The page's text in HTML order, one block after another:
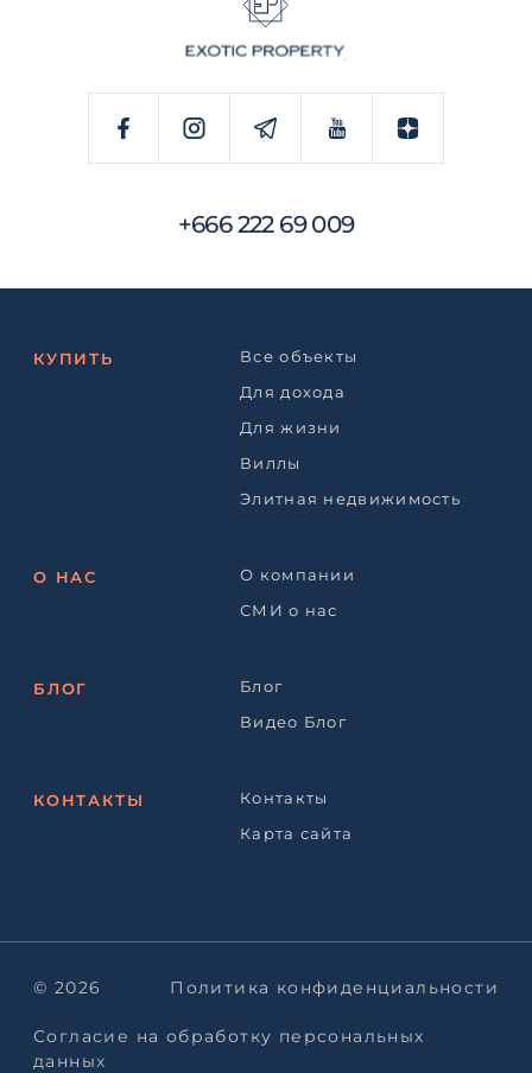
+666 222 69 009
КУПИТЬ
Все объекты
Для дохода
Для жизни
Виллы
Элитная недвижимость
О НАС
О компании
СМИ о нас
БЛОГ
Блог
Видео Блог
КОНТАКТЫ
Контакты
Карта сайта
© 2026 Политика конфиденциальности
Согласие на обработку персональных
данных